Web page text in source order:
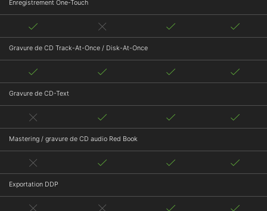
Enregistrement One-Touch
Gravure de CD Track-At-Once / Disk-At-Once
Gravure de CD-Text
Mastering / gravure de CD audio Red Book
Exportation DDP